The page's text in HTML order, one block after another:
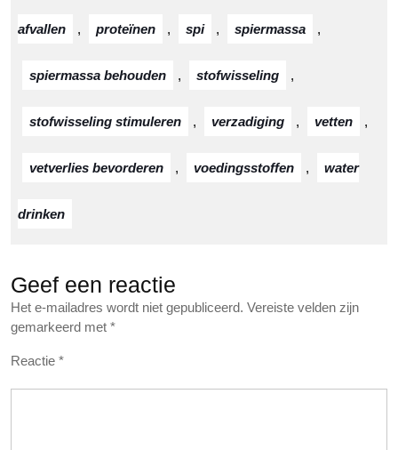
afvallen , proteïnen , spi , spiermassa ,
spiermassa behouden , stofwisseling ,
stofwisseling stimuleren , verzadiging , vetten ,
vetverlies bevorderen , voedingsstoffen , water
drinken
Geef een reactie
Het e-mailadres wordt niet gepubliceerd. Vereiste velden zijn
gemarkeerd met *
Reactie *